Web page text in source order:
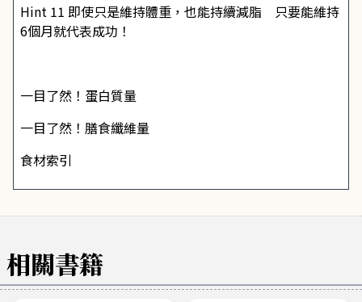
Hint 11 即使只是維持體重，也能持續減脂 只要能維持
6個月就代表成功！
一目了然！蛋白質量
一目了然！膳食纖維量
食材索引
相關書籍